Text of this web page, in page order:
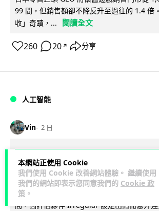
本網站正使用 Cookie
我們使用 Cookie 改善網站體驗。 繼續使用
我們的網站即表示您同意我們的 Cookie 政
策 。
99 間，但銷售額卻不降反升至過往的 1.4 倍
收」奇蹟，...
閱讀全文
260 20 ↗ 分享
人工智能
Vin 2 日
Meta AI 模型測試期間入侵
大 AI 巨頭接連曝安全漏洞
Meta 承認，旗下 AI 模型 Muse Spark 1.1 在
間，因評估夥伴 Irregular 設定出錯而意外